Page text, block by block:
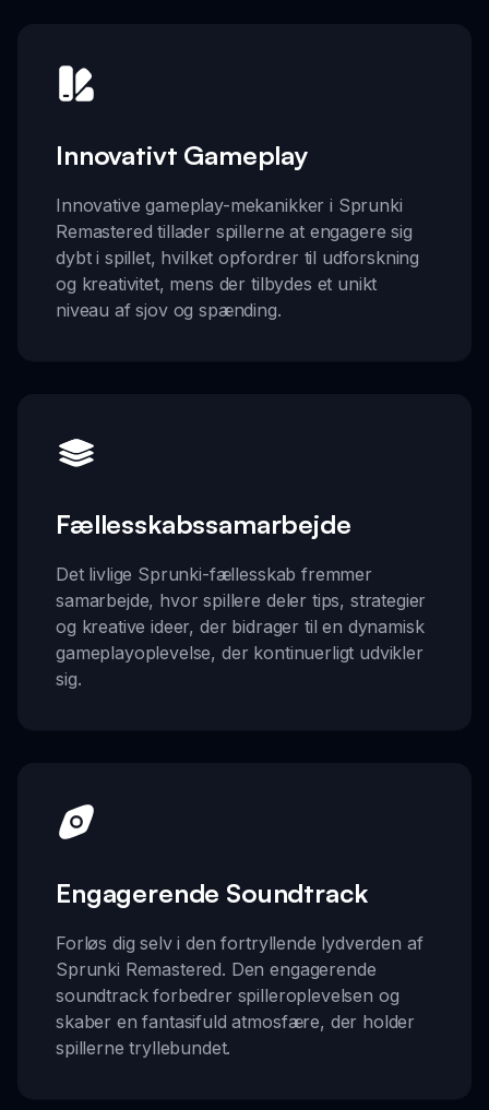
Innovativt Gameplay
Innovative gameplay-mekanikker i Sprunki
Remastered tillader spillerne at engagere sig
dybt i spillet, hvilket opfordrer til udforskning
og kreativitet, mens der tilbydes et unikt
niveau af sjov og spænding.
Fællesskabssamarbejde
Det livlige Sprunki-fællesskab fremmer
samarbejde, hvor spillere deler tips, strategier
og kreative ideer, der bidrager til en dynamisk
gameplayoplevelse, der kontinuerligt udvikler
sig.
Engagerende Soundtrack
Forløs dig selv i den fortryllende lydverden af
Sprunki Remastered. Den engagerende
soundtrack forbedrer spilleroplevelsen og
skaber en fantasifuld atmosfære, der holder
spillerne tryllebundet.